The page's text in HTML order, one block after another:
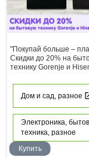
"Покупай больше –
Скидки до 20% на
технику Gorenje и
Дом и сад, разное
Электроника,
техника, разное
Купить